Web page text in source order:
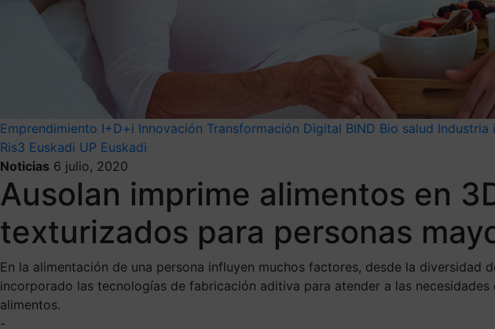
Emprendimiento I+D+i Innovación Transformación Digital BIND Bio salud Industria
Ris3 Euskadi UP Euskadi
Noticias 6 julio, 2020
Ausolan imprime alimentos en
texturizados para personas
En la alimentación de una persona influyen muchos factores, desde la
incorporado las tecnologías de fabricación aditiva para atender a las
alimentos.
-